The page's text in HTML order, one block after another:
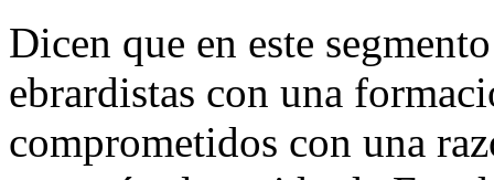
Dicen que en este
ebrardistas con una
comprometidos con una